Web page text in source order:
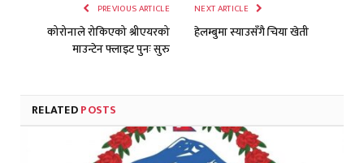
PREVIOUS ARTICLE
कोरोनाले रोकिएको श्रीएयरको
माउन्टेन फ्लाइट पुनः सुरु
NEXT ARTICLE
हेलम्बुमा स्याउसँगै चिया खेती
RELATEDPOSTS